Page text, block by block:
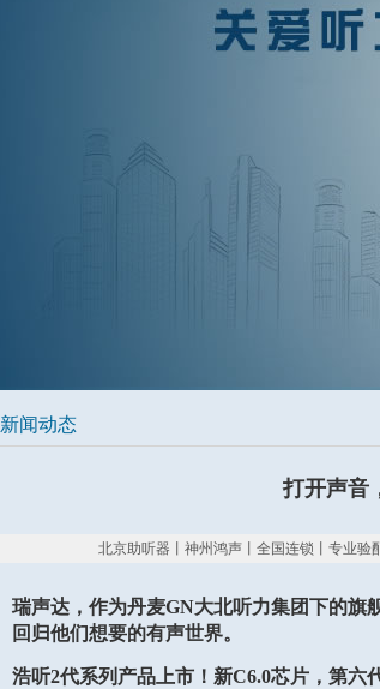
新闻动态
打开声音
北京助听器丨神州鸿声丨全国连锁丨专业验
瑞声达，作为丹麦GN大北听力集团下的旗
回归他们想要的有声世界。
浩听2代系列产品上市！新C6.0芯片，第六